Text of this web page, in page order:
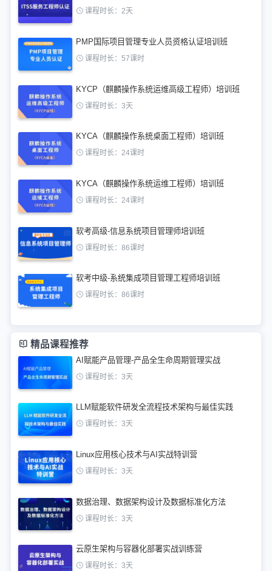
课程时长：2天
PMP国际项目管理专业人员资格认证培训班
课程时长：57课时
KYCP（麒麟操作系统运维高级工程师）培训班
课程时长：3天
KYCA（麒麟操作系统桌面工程师）培训班
课程时长：24课时
KYCA（麒麟操作系统运维工程师）培训班
课程时长：24课时
软考高级-信息系统项目管理师培训班
课程时长：86课时
软考中级-系统集成项目管理工程师培训班
课程时长：86课时
精品课程推荐
AI赋能产品管理-产品全生命周期管理实战
课程时长：3天
LLM赋能软件研发全流程技术架构与最佳实践
课程时长：3天
Linux应用核心技术与AI实战特训营
课程时长：3天
数据治理、数据架构设计及数据标准化方法
课程时长：3天
云原生架构与容器化部署实战训练营
课程时长：3天